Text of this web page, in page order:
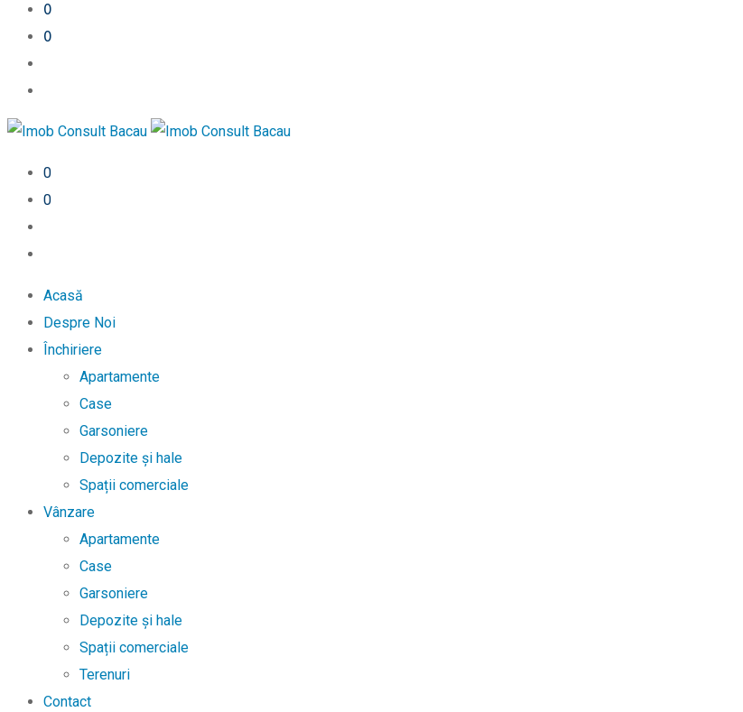
0
0
0
0
Acasă
Despre Noi
Închiriere
Apartamente
Case
Garsoniere
Depozite și hale
Spații comerciale
Vânzare
Apartamente
Case
Garsoniere
Depozite și hale
Spații comerciale
Terenuri
Contact